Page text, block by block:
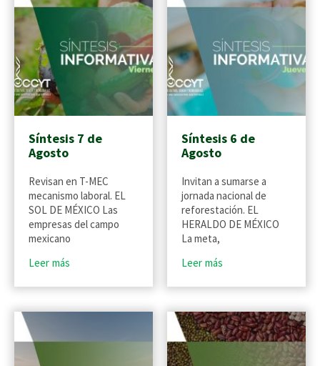
Síntesis 7 de
Agosto
Revisan en T-MEC
mecanismo laboral. EL
SOL DE MÉXICO Las
empresas del campo
mexicano
Leer más
Síntesis 6 de
Agosto
Invitan a sumarse a
jornada nacional de
reforestación. EL
HERALDO DE MÉXICO
La meta,
Leer más